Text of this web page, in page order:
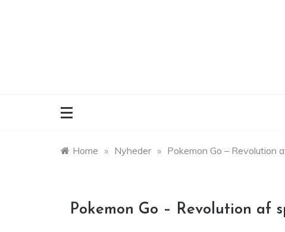
Home » Nyheder » Pokemon Go – Revolution
Pokemon Go – Revolution af